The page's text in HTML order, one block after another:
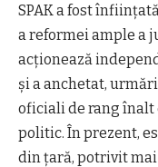
SPAK a fost
a reformei ample a
acţionează
şi a anchetat,
oficiali de rang
politic. În prezent,
din ţară, potrivit